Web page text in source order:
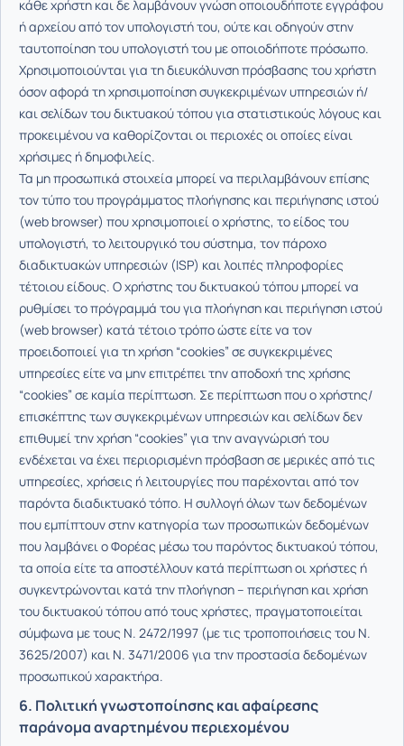
κάθε χρήστη και δε λαμβάνουν γνώση οποιουδήποτε εγγράφου
ή αρχείου από τον υπολογιστή του, ούτε και οδηγούν στην
ταυτοποίηση του υπολογιστή του με οποιοδήποτε πρόσωπο.
Χρησιμοποιούνται για τη διευκόλυνση πρόσβασης του χρήστη
όσον αφορά τη χρησιμοποίηση συγκεκριμένων υπηρεσιών ή/
και σελίδων του δικτυακού τόπου για στατιστικούς λόγους και
προκειμένου να καθορίζονται οι περιοχές οι οποίες είναι
χρήσιμες ή δημοφιλείς.
Τα μη προσωπικά στοιχεία μπορεί να περιλαμβάνουν επίσης
τον τύπο του προγράμματος πλοήγησης και περιήγησης ιστού
(web browser) που χρησιμοποιεί ο χρήστης, το είδος του
υπολογιστή, το λειτουργικό του σύστημα, τον πάροχο
διαδικτυακών υπηρεσιών (ISP) και λοιπές πληροφορίες
τέτοιου είδους. Ο χρήστης του δικτυακού τόπου μπορεί να
ρυθμίσει το πρόγραμμά του για πλοήγηση και περιήγηση ιστού
(web browser) κατά τέτοιο τρόπο ώστε είτε να τον
προειδοποιεί για τη χρήση “cookies” σε συγκεκριμένες
υπηρεσίες είτε να μην επιτρέπει την αποδοχή της χρήσης
“cookies” σε καμία περίπτωση. Σε περίπτωση που ο χρήστης/
επισκέπτης των συγκεκριμένων υπηρεσιών και σελίδων δεν
επιθυμεί την χρήση “cookies” για την αναγνώρισή του
ενδέχεται να έχει περιορισμένη πρόσβαση σε μερικές από τις
υπηρεσίες, χρήσεις ή λειτουργίες που παρέχονται από τον
παρόντα διαδικτυακό τόπο. Η συλλογή όλων των δεδομένων
που εμπίπτουν στην κατηγορία των προσωπικών δεδομένων
που λαμβάνει ο Φορέας μέσω του παρόντος δικτυακού τόπου,
τα οποία είτε τα αποστέλλουν κατά περίπτωση οι χρήστες ή
συγκεντρώνονται κατά την πλοήγηση – περιήγηση και χρήση
του δικτυακού τόπου από τους χρήστες, πραγματοποιείται
σύμφωνα με τους Ν. 2472/1997 (με τις τροποποιήσεις του Ν.
3625/2007) και Ν. 3471/2006 για την προστασία δεδομένων
προσωπικού χαρακτήρα.
6. Πολιτική γνωστοποίησης και αφαίρεσης
παράνομα αναρτημένου περιεχομένου